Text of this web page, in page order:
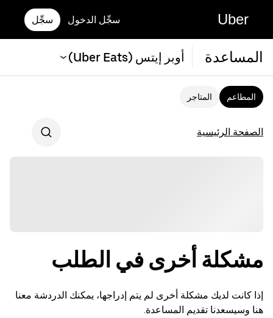
Uber سجِّل الدخول سجِّل
المساعدة أوبر إيتس (Uber Eats)
المطاعم المتاجر
الصفحة الرئيسية
مشكلة أخرى في الطلب
إذا كانت لديك مشكلة أخرى لم يتم إدراجها، يمكنك الدردشة معنا
هنا وسيسعدنا تقديم المساعدة.